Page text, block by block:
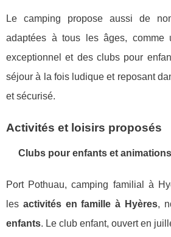
Le camping propose aussi de
adaptées à tous les âges, comme
exceptionnel et des clubs pour
séjour à la fois ludique et reposant
et sécurisé.
Activités et loisirs proposés
Clubs pour enfants et animations
Port Pothuau, camping familial à
les activités en famille à Hyères,
enfants. Le club enfant, ouvert en